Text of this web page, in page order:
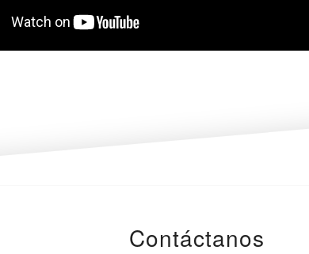
Contáctanos